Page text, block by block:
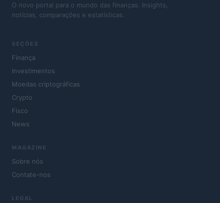
O novo portal para o mundo das finanças. Insights,
notícias, comparações e estatísticas.
SEÇÕES
Finança
Investimentos
Moedas criptográficas
Crypto
Fisco
News
MAGAZINE
Sobre nós
Contate-nos
LEGAL